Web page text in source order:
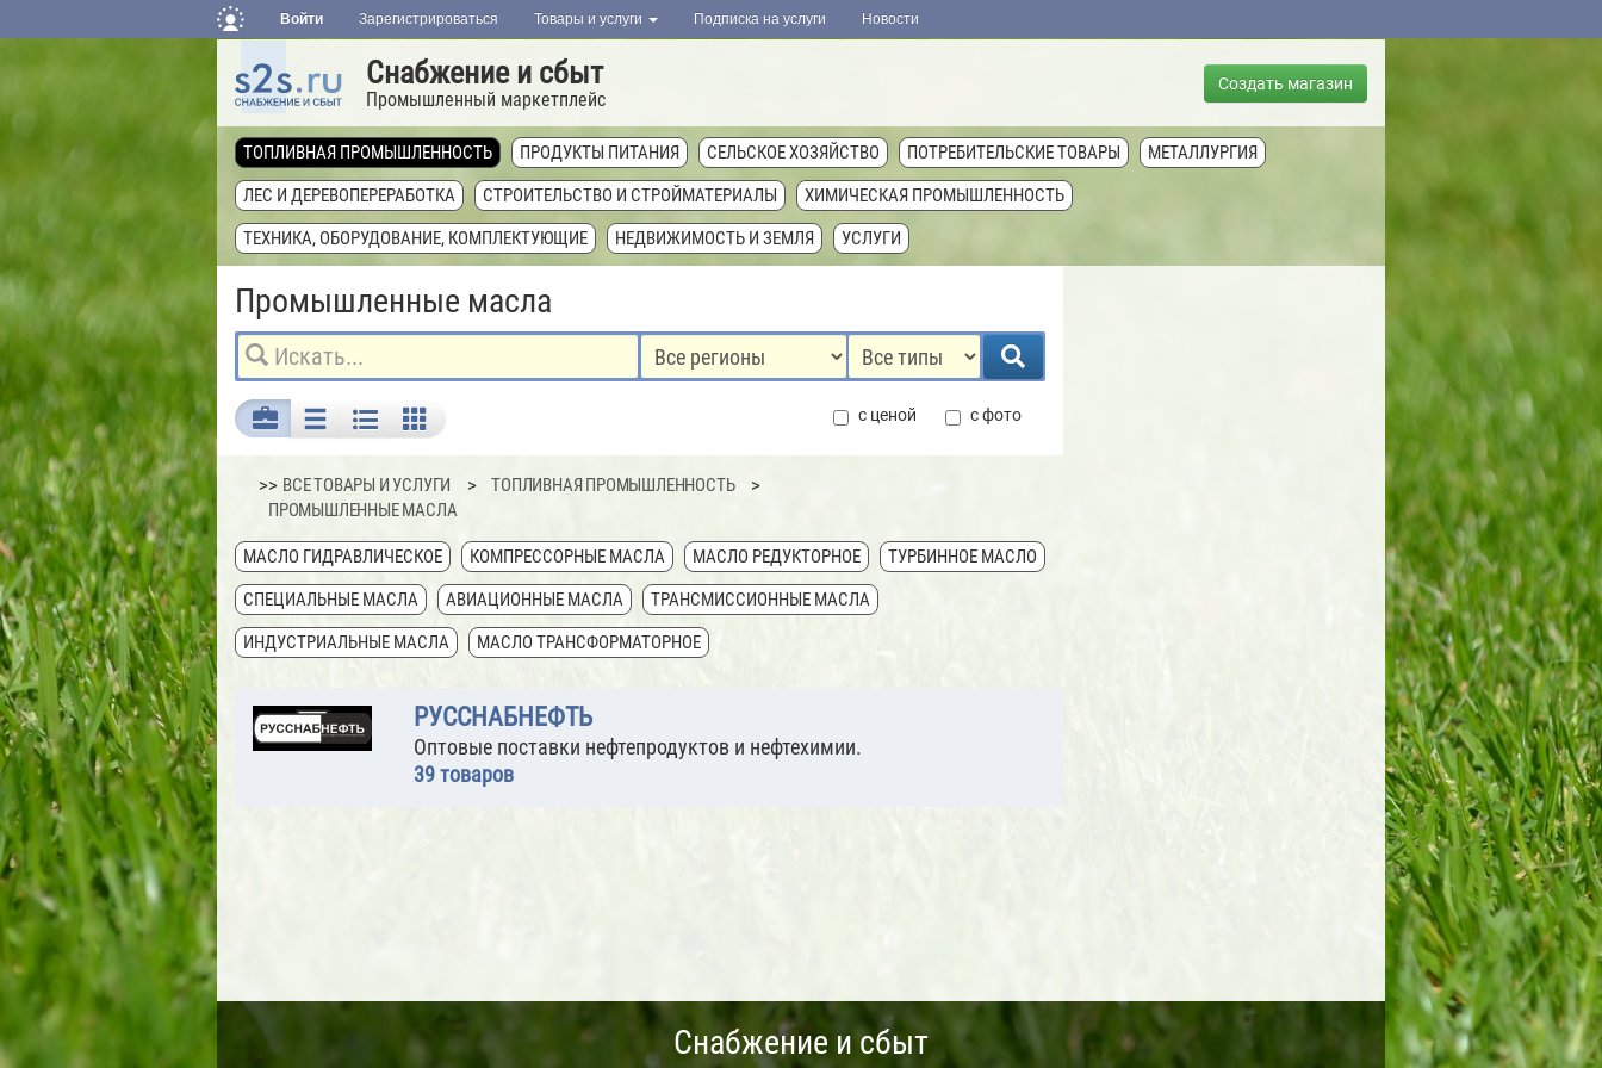
Войти Зарегистрироваться Товары и услуги Подписка на услуги Новости
Снабжение и сбыт
Промышленный маркетплейс
Создать магазин
ТОПЛИВНАЯ ПРОМЫШЛЕННОСТЬ ПРОДУКТЫ ПИТАНИЯ СЕЛЬСКОЕ ХОЗЯЙСТВО ПОТРЕБИТЕЛЬСКИЕ ТОВАРЫ
МЕТАЛЛУРГИЯ
ЛЕС И ДЕРЕВОПЕРЕРАБОТКА
СТРОИТЕЛЬСТВО И СТРОЙМАТЕРИАЛЫ
ХИМИЧЕСКАЯ ПРОМЫШЛЕННОСТЬ
ТЕХНИКА, ОБОРУДОВАНИЕ, КОМПЛЕКТУЮЩИЕ
НЕДВИЖИМОСТЬ И ЗЕМЛЯ УСЛУГИ
Промышленные масла
с ценой с фото
>>ВСЕ ТОВАРЫ И УСЛУГИ
ТОПЛИВНАЯ ПРОМЫШЛЕННОСТЬ
ПРОМЫШЛЕННЫЕ МАСЛА
МАСЛО ГИДРАВЛИЧЕСКОЕ КОМПРЕССОРНЫЕ МАСЛА МАСЛО РЕДУКТОРНОЕ
ТУРБИННОЕ МАСЛО
СПЕЦИАЛЬНЫЕ МАСЛА
АВИАЦИОННЫЕ МАСЛА
ТРАНСМИССИОННЫЕ МАСЛА
ИНДУСТРИАЛЬНЫЕ МАСЛА
МАСЛО ТРАНСФОРМАТОРНОЕ
РУССНАБНЕФТЬ
Оптовые поставки нефтепродуктов и нефтехимии.
39 товаров
Снабжение и сбыт